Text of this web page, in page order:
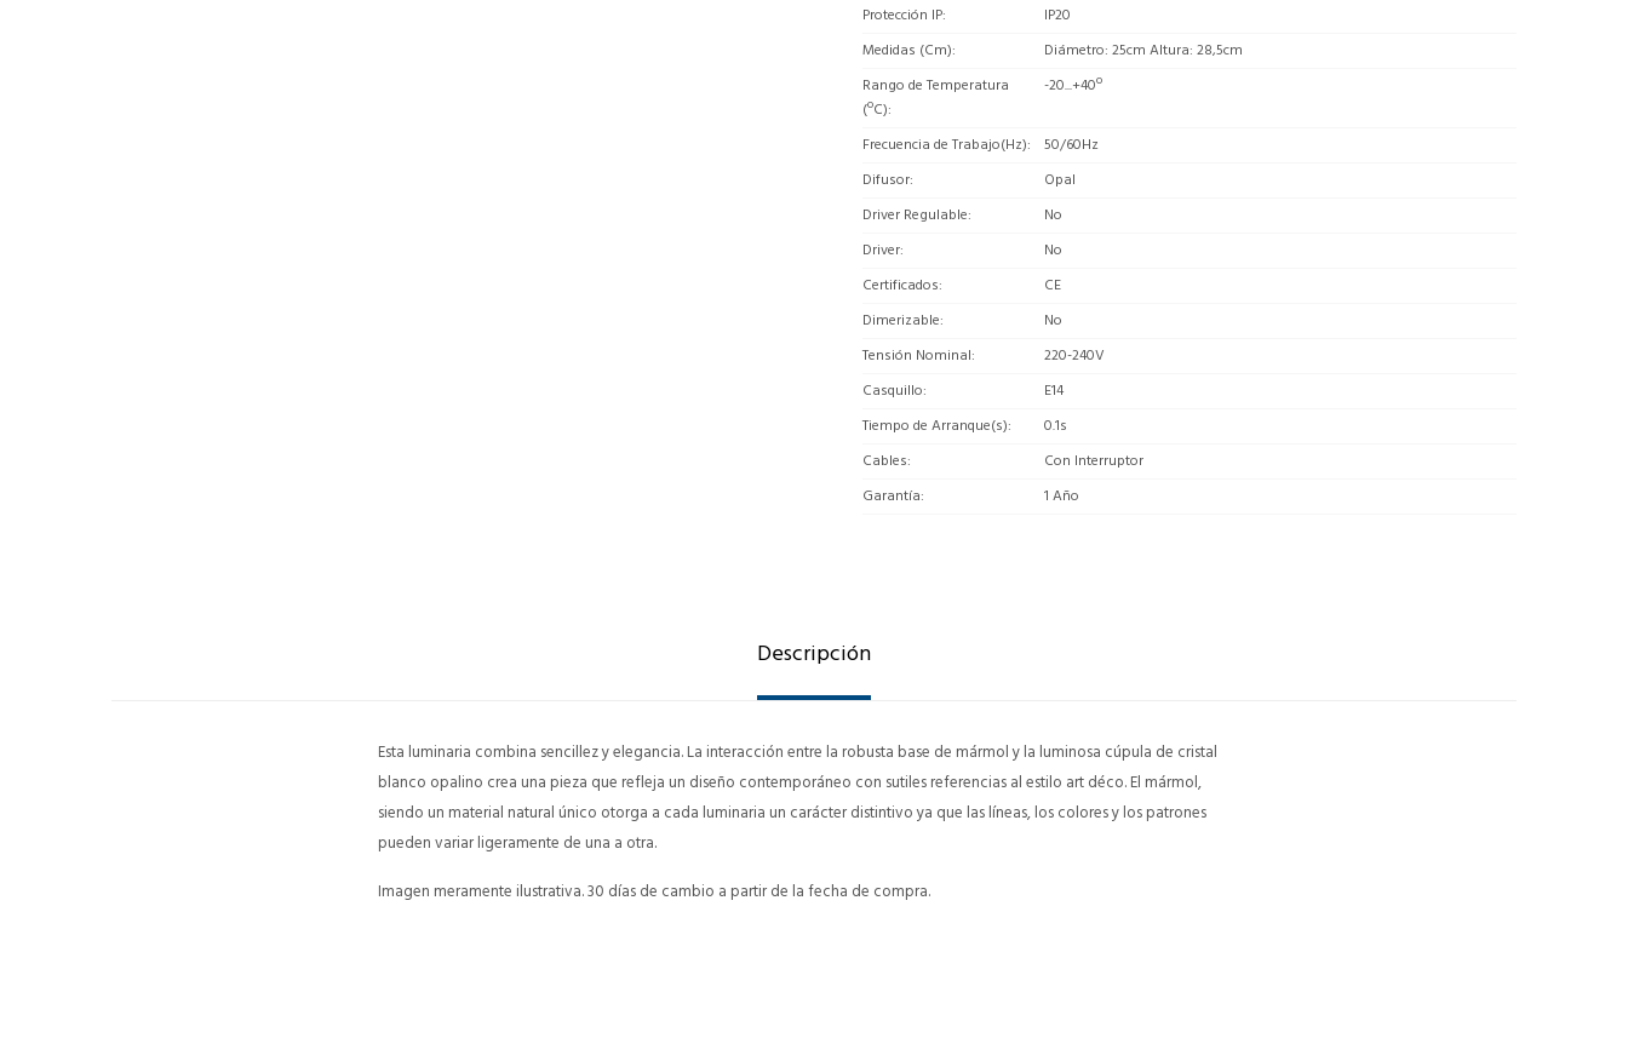
Protección IP
IP20
Medidas (Cm)
Diámetro: 25cm Altura: 28,5cm
Rango de Temperatura
(ºC)
-20...+40º
Frecuencia de Trabajo(Hz)
50/60Hz
Difusor
Opal
Driver Regulable
No
Driver
No
Certificados
CE
Dimerizable
No
Tensión Nominal
220-240V
Casquillo
E14
Tiempo de Arranque(s)
0.1s
Cables
Con Interruptor
Garantía
1 Año
Descripción
Esta luminaria combina sencillez y elegancia. La interacción entre la robusta base de mármol y la luminosa cúpula de cristal
blanco opalino crea una pieza que refleja un diseño contemporáneo con sutiles referencias al estilo art déco. El mármol,
siendo un material natural único otorga a cada luminaria un carácter distintivo ya que las líneas, los colores y los patrones
pueden variar ligeramente de una a otra.
Imagen meramente ilustrativa. 30 días de cambio a partir de la fecha de compra.